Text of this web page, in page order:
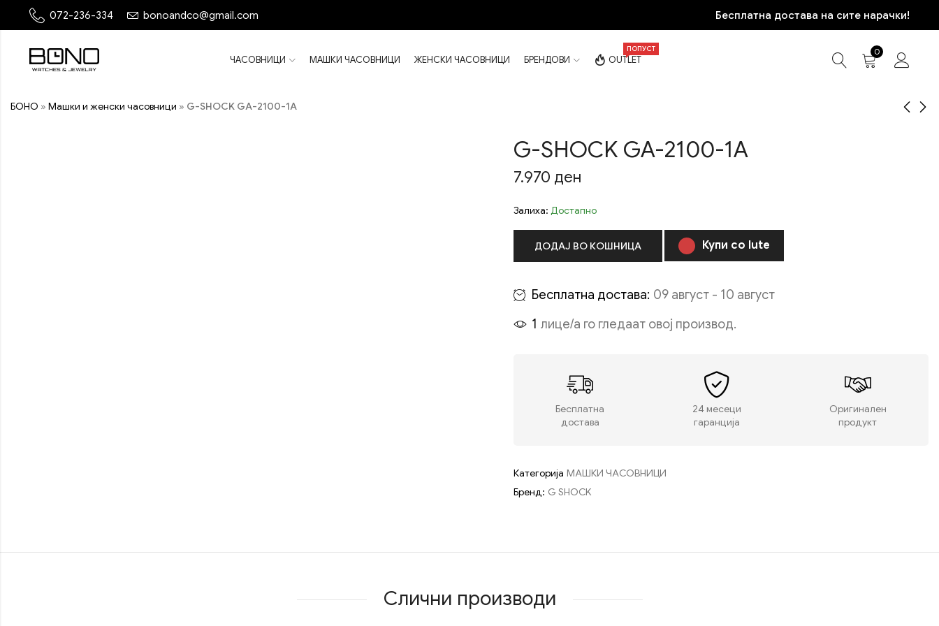
072-236-334 bonoandco@gmail.com Бесплатна достава на сите нарачки!
ЧАСОВНИЦИ МАШКИ ЧАСОВНИЦИ ЖЕНСКИ ЧАСОВНИЦИ БРЕНДОВИ OUTLET
ПОПУСТ 0
БОНО » Машки и женски часовници » G-SHOCK GA-2100-1A
G-SHOCK GA-2100-1A
7.970 ден
Залиха: Достапно
ДОДАЈ ВО КОШНИЦА Купи со Iute
Бесплатна достава: 09 август - 10 август
1 лице/а го гледаат овој производ.
Бесплатна
достава
24 месеци
гаранција
Оригинален
продукт
Категорија МАШКИ ЧАСОВНИЦИ
Бренд: G SHOCK
Слични производи